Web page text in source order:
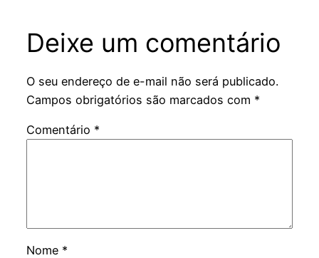
Deixe um comentário
O seu endereço de e-mail não será publicado.
Campos obrigatórios são marcados com *
Comentário *
Nome *